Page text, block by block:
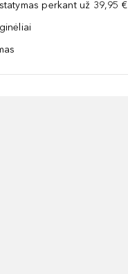
perkant už 39,95 €